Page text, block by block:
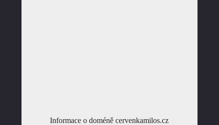
Informace o doméně cervenkamilos.cz